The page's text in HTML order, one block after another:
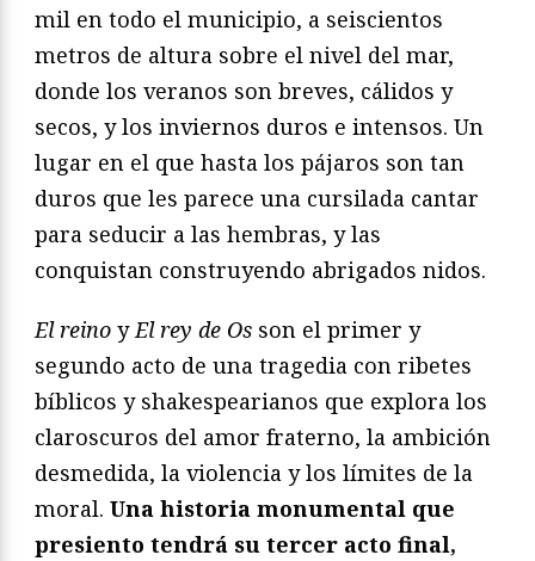
mil en todo el municipio, a seiscientos
metros de altura sobre el nivel del mar,
donde los veranos son breves, cálidos y
secos, y los inviernos duros e intensos. Un
lugar en el que hasta los pájaros son tan
duros que les parece una cursilada cantar
para seducir a las hembras, y las
conquistan construyendo abrigados nidos.
El reino yEl rey de Os son el primer y
segundo acto de una tragedia con ribetes
bíblicos y shakespearianos que explora los
claroscuros del amor fraterno, la ambición
desmedida, la violencia y los límites de la
moral. Una historia monumental que
presiento tendrá su tercer acto final,